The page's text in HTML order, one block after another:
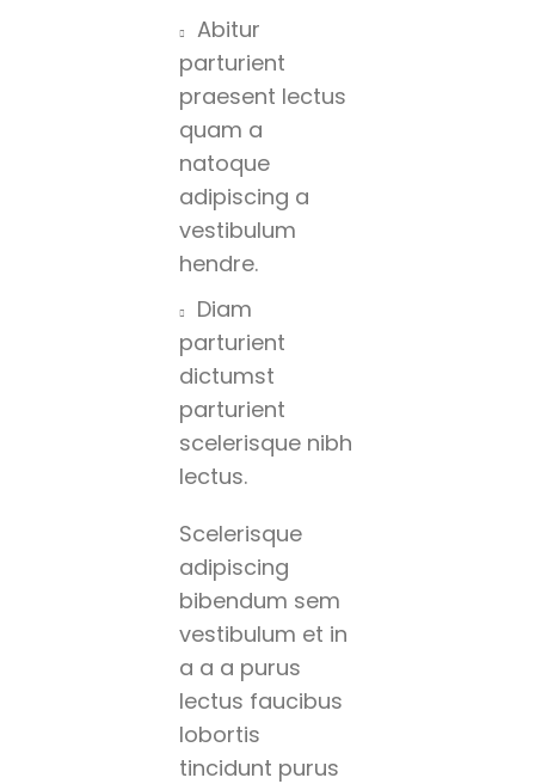
Abitur
parturient
praesent lectus
quam a
natoque
adipiscing a
vestibulum
hendre.
Diam
parturient
dictumst
parturient
scelerisque nibh
lectus.
Scelerisque
adipiscing
bibendum sem
vestibulum et in
a a a purus
lectus faucibus
lobortis
tincidunt purus